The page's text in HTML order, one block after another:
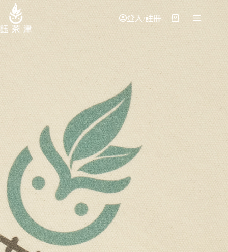
登入/註冊